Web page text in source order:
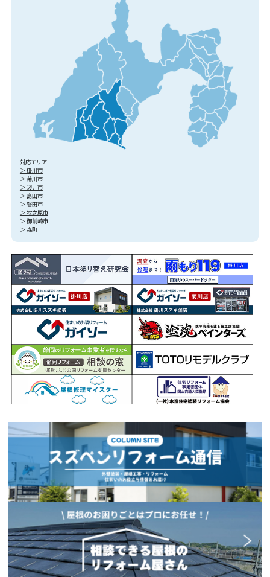
対応エリア
＞ 掛川市
＞ 菊川市
＞ 袋井市
＞ 島田市
＞ 磐田市
＞ 牧之原市
＞ 御前崎市
＞ 森町